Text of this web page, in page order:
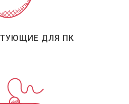
ДЛЯ ПК